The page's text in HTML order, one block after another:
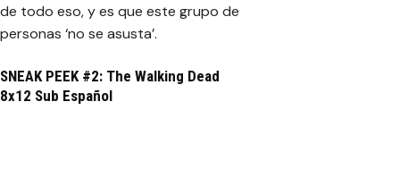
de todo eso, y es que este grupo de
personas ‘no se asusta’.
SNEAK PEEK #2: The Walking Dead
8x12 Sub Español